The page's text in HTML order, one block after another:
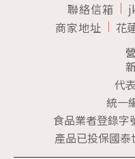
聯絡信箱
商家地址
花
代
統一
食品業者登錄
產品已投保國